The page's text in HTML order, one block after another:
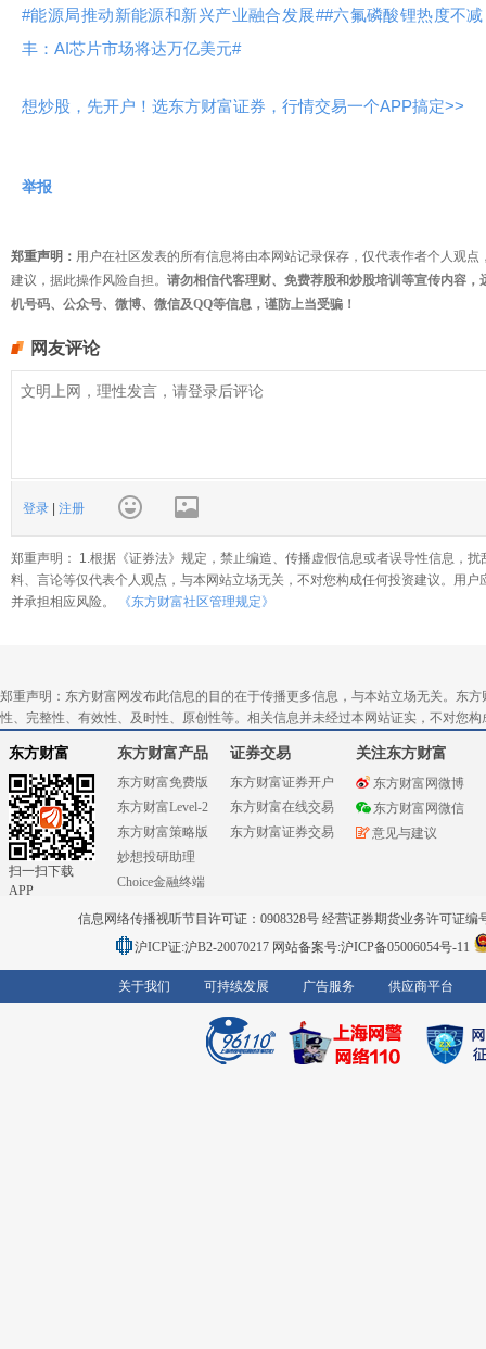
#能源局推动新能源和新兴产业融合发展##六氟磷酸锂热度不
丰：AI芯片市场将达万亿美元#
想炒股，先开户！选东方财富证券，行情交易一个APP搞定>>
举报
郑重声明： 用户在社区发表的所有信息将由本网站记录保存，仅代表作者个人观
建议，据此操作风险自担。 请勿相信代客理财、免费荐股和炒股培训等宣传内容
机号码、公众号、微博、微信及QQ等信息，谨防上当受骗！
网友评论
登录 注册
郑重声明： 1.根据《证券法》规定，禁止编造、传播虚假信息或者误导性信息，
料、言论等仅代表个人观点，与本网站立场无关，不对您构成任何投资建议。用
并承担相应风险。
《东方财富社区管理规定》
郑重声明：东方财富网发布此信息的目的在于传播更多信息，与本站立场无关。东
性、完整性、有效性、及时性、原创性等。相关信息并未经过本网站证实，不对您
东方财富
扫一扫下载
APP
东方财富产品
东方财富免费版
东方财富Level-2
东方财富策略版
妙想投研助理
Choice金融终端
证券交易
东方财富证券开户
东方财富在线交易
东方财富证券交易
关注东方财富
东方财富网微博
东方财富网微信
意见与建议
信息网络传播视听节目许可证：0908328号 经营证券期货业务许可证编
沪ICP证:沪B2-20070217 网站备案号:沪ICP备05006054号-11
关于我们 可持续发展 广告服务 供应商平台